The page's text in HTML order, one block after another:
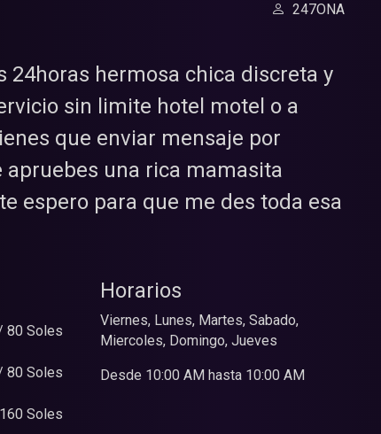
247ONA
24horas hermosa chica discreta y
sin limite hotel motel o a
que enviar mensaje por
una rica mamasita
espero para que me des toda esa
80 Soles
80 Soles
Soles
Horarios
Viernes, Lunes, Martes, Sabado,
Miercoles, Domingo, Jueves
Desde 10:00 AM hasta 10:00 AM